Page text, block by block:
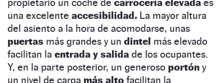
propietario un coche de carrocería elevada es
una excelente accesibilidad. La mayor altura
del asiento a la hora de acomodarse, unas
puertas más grandes y un dintel más elevado
facilitan la entrada y salida de los ocupantes.
Y, en la parte posterior, un generoso portón y
un nivel de carga más alto facilitan la